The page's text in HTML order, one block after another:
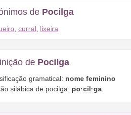
de Pocilga
curral lixeira
de Pocilga
gramatical: nome feminino
silábica de pocilga: po·cil·ga